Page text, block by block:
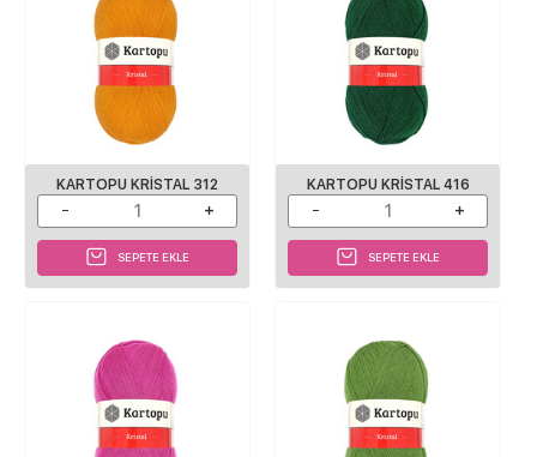
KARTOPU KRISTAL 312
SEPETE EKLE
KARTOPU KRISTAL 416
SEPETE EKLE